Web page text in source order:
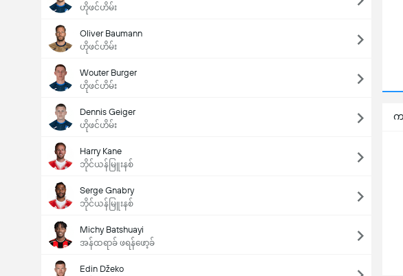
ဟိုဖင်ဟိမ်း
Oliver Baumann
ဟိုဖင်ဟိမ်း
Wouter Burger
ဟိုဖင်ဟိမ်း
Dennis Geiger
ဟိုဖင်ဟိမ်း
Harry Kane
ဘိုင်ယန်မြူးနစ်
Serge Gnabry
ဘိုင်ယန်မြူးနစ်
Michy Batshuayi
အန်ထရာခ် ဖရန်ဖော့ခ်
Edin Džeko
က